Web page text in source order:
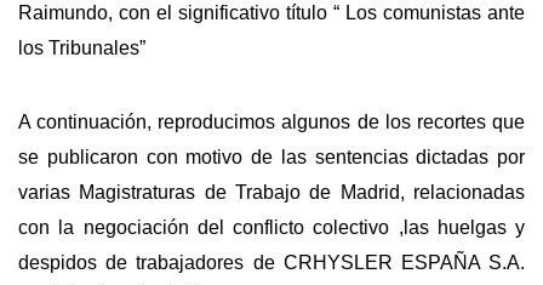
Raimundo, con el significativo título “ Los comunistas ante
los Tribunales”
A continuación, reproducimos algunos de los recortes que
se publicaron con motivo de las sentencias dictadas por
varias Magistraturas de Trabajo de Madrid, relacionadas
con la negociación del conflicto colectivo ,las huelgas y
despidos de trabajadores de CRHYSLER ESPAÑA S.A.